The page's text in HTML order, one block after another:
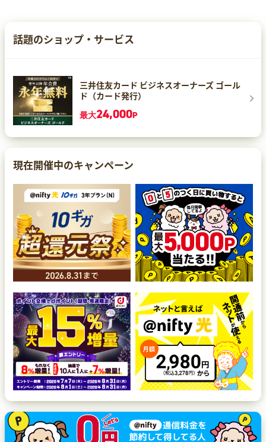
話題のショップ・サービス
三井住友カード ビジネスオーナーズ ゴール
ド（カード発行）
最大24,000P
現在開催中のキャンペーン